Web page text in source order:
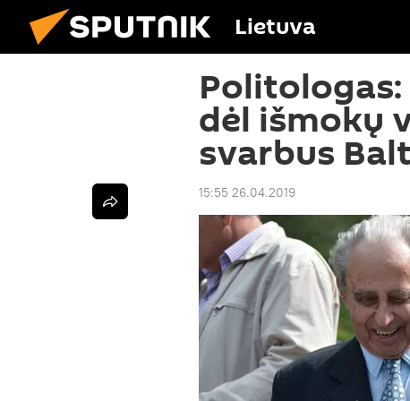
Lietuva
dėl išmokų
svarbus
15:55 26.04.2019